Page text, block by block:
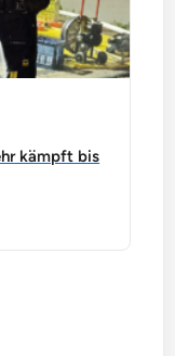
kämpft bis